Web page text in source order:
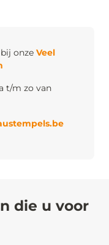
onze Veel
t/m zo van
die u voor